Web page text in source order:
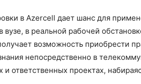
в Azercell дает шанс для
вузе, в реальной рабочей
возможность приобрести
непосредственно в
ответственных проектах,